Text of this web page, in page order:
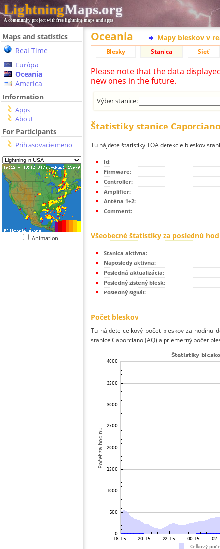
LightningMaps.org
A community project with free lightning maps and apps
Maps and statistics
Real Time
Európa
Oceania
America
Information
Apps
About
For Participants
Prihlasovacie meno
Animation
Oceania Mapy bleskov v
Blesky Stanica Sieť
Please note that the data
new ones in the future.
Výber stanice:
Štatistiky stanice
Tu nájdete štatistiky TOA detekcie bleskov
Id:
Firmware:
Controller:
Amplifier:
Anténa 1+2:
Comment:
Všeobecné štatistiky za poslednú
Stanica aktívna:
Naposledy aktivna:
Posledná aktualizácia:
Posledný zistený blesk:
Posledný signál:
Počet bleskov
Tu nájdete celkový počet bleskov za hodinu
stanice Caporciano (AQ) a priemerný počet